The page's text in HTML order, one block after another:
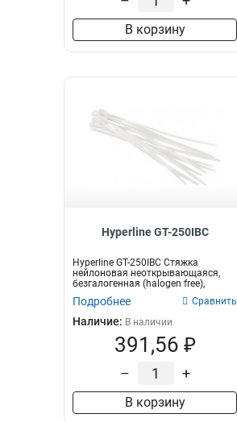
В корзину
Hyperline GT-250IBC
Hyperline GT-250IBC Стяжка
нейлоновая неоткрывающаяся,
безгалогенная (halogen free),
250x3.6мм,...
Подробнее Сравнить
Наличие: В наличии
391,56 ₽
– +
В корзину